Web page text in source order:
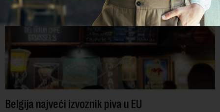
Belgija najveći izvoznik piva u EU